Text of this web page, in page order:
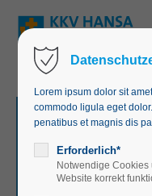
Login
Benutzername
Passwort
direkt am
für bis zu 150
Konferenzen und Vorträge
Lorem ipsum dolor sit
commodo ligula eget
penatibus et magnis dis
Erforderlich*
Notwendige
Website korrekt